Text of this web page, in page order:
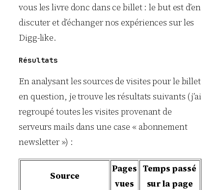
vous les livre donc dans ce billet : le but est d’en
discuter et d’échanger nos expériences sur les
Digg-like.
Résultats
En analysant les sources de visites pour le billet
en question, je trouve les résultats suivants (j’ai
regroupé toutes les visites provenant de
serveurs mails dans une case « abonnement
newsletter ») :
Source
Pages
vues
Temps passé
sur la page